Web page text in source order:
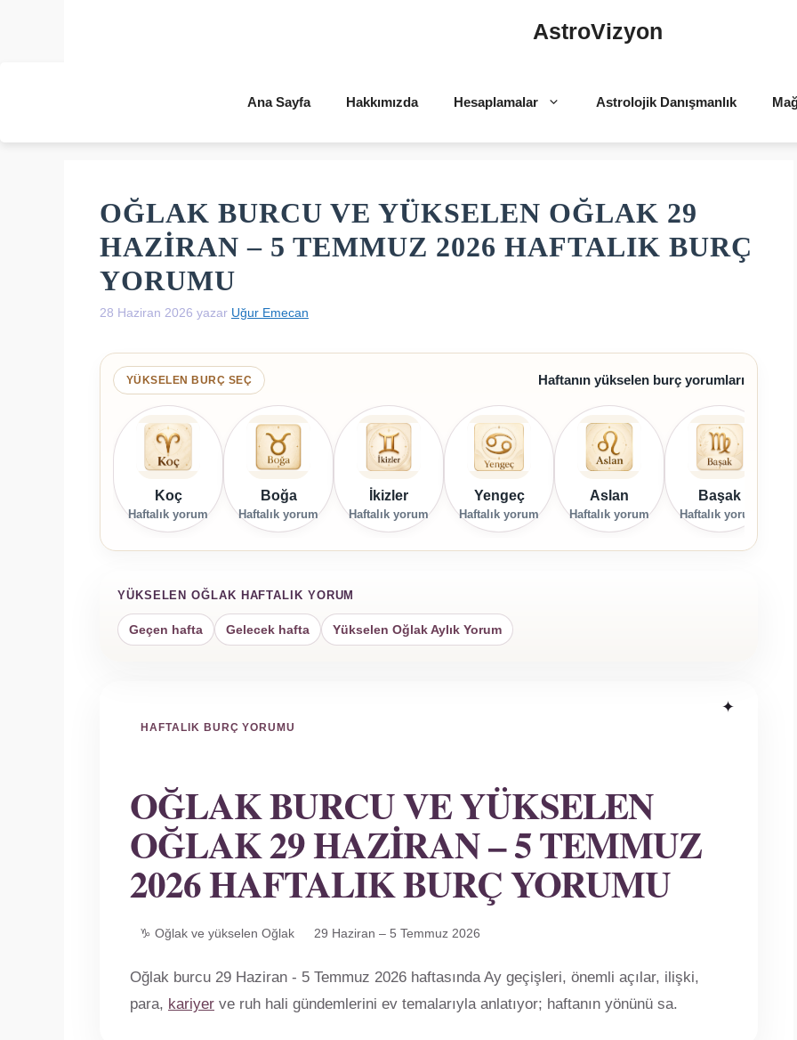
AstroVizyon
Ana Sayfa Hakkımızda Hesaplamalar Astrolojik Danışmanlık
OĞLAK BURCU VE YÜKSELEN OĞLAK 29
HAZIRAN – 5 TEMMUZ 2026 HAFTALIK BURÇ
YORUMU
28 Haziran 2026 yazar Uğur Emecan
YÜKSELEN BURÇ SEÇ Haftanın yükselen burç yorumları
Koç
Haftalık yorum
Boğa
Haftalık yorum
İkizler
Haftalık yorum
Yengeç
Haftalık yorum
Aslan
Haftalık yorum
Başak
Haftalık yorum
YÜKSELEN OĞLAK HAFTALIK YORUM
Geçen hafta Gelecek hafta Yükselen Oğlak Aylık Yorum
HAFTALIK BURÇ YORUMU
OĞLAK BURCU VE YÜKSELEN
OĞLAK 29 HAZIRAN – 5 TEMMUZ
2026 HAFTALIK BURÇ YORUMU
♑ Oğlak ve yükselen Oğlak 29 Haziran – 5 Temmuz 2026
Oğlak burcu 29 Haziran - 5 Temmuz 2026 haftasında Ay geçişleri, önemli açılar, ilişki,
para, kariyer ve ruh hali gündemlerini ev temalarıyla anlatıyor; haftanın yönünü sa.